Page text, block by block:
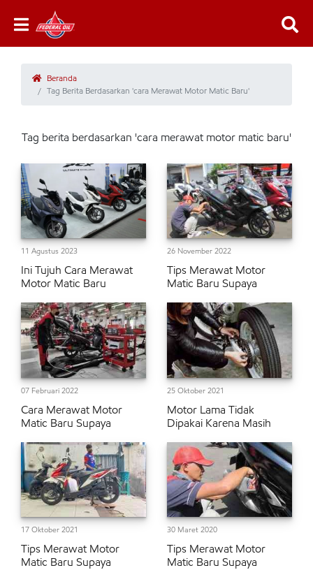
Beranda
Tag Berita Berdasarkan 'cara Merawat Motor Matic Baru'
Tag berita berdasarkan 'cara merawat motor matic baru'
11 Agustus 2023
Ini Tujuh Cara Merawat
Motor Matic Baru
26 November 2022
Tips Merawat Motor
Matic Baru Supaya
07 Februari 2022
Cara Merawat Motor
Matic Baru Supaya
25 Oktober 2021
Motor Lama Tidak
Dipakai Karena Masih
17 Oktober 2021
Tips Merawat Motor
Matic Baru Supaya
30 Maret 2020
Tips Merawat Motor
Matic Baru Supaya